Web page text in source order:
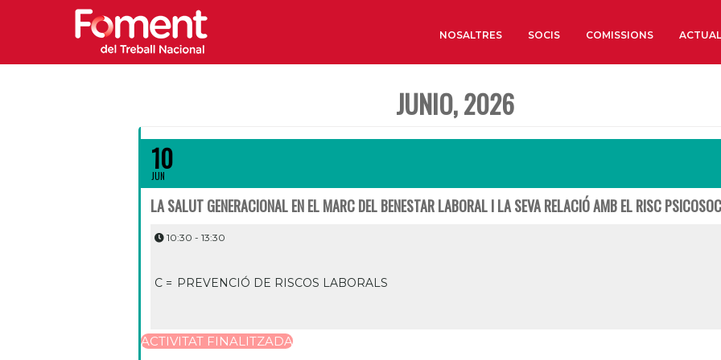
NOSALTRES
Institut d’Estudis
SOCIS COMISSIONS
JUNIO, 2026
10
JUN
LA SALUT GENERACIONAL EN EL MARC DEL BENESTAR LABORAL I LA SEVA RELACIÓ AMB EL RISC
10:30 - 13:30
C = PREVENCIÓ DE RISCOS LABORALS
ACTIVITAT FINALITZADA